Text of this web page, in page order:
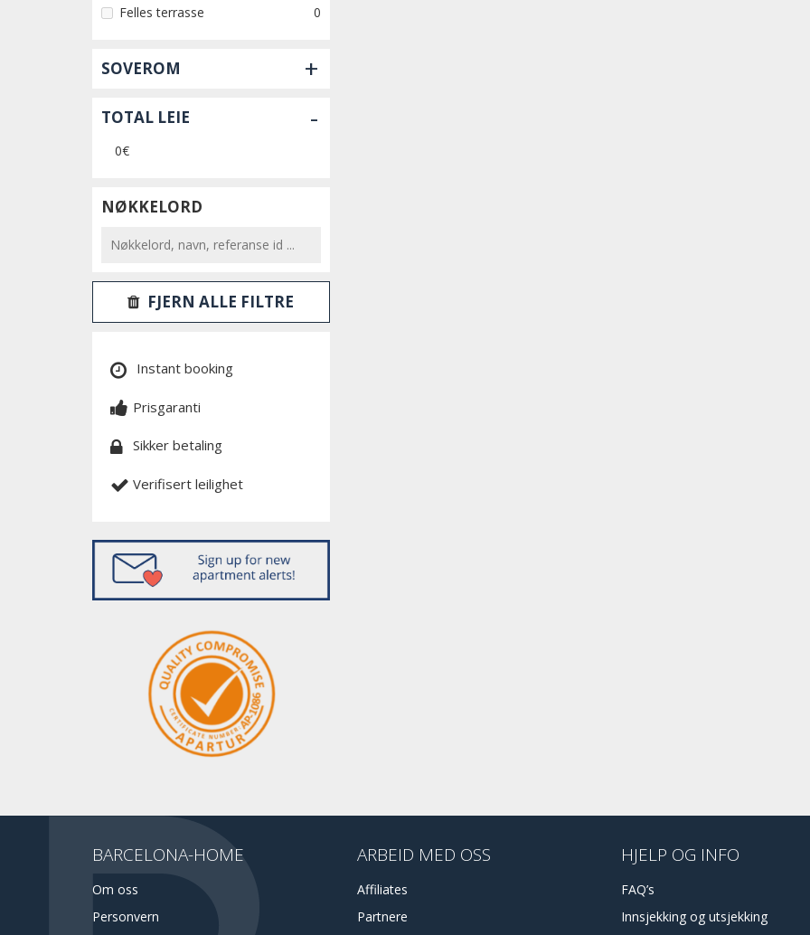
Felles terrasse
0
SOVEROM +
TOTAL LEIE -
0€
NØKKELORD
FJERN ALLE FILTRE
Instant booking
Prisgaranti
Sikker betaling
Verifisert leilighet
BARCELONA-HOME
Om oss
Personvern
ARBEID MED OSS
Affiliates
Partnere
HJELP OG INFO
FAQ’s
Innsjekking og utsjekking